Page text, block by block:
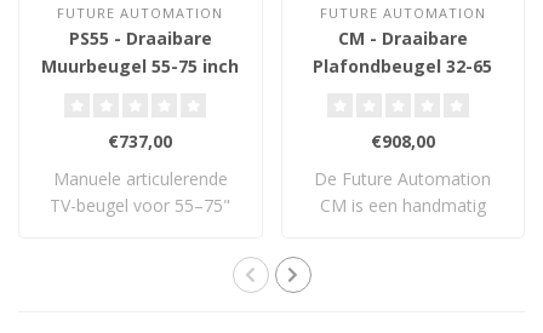
FUTURE AUTOMATION
PS55 - Draaibare
Muurbeugel 55-75 inch
€737,00
Manuele articulerende
TV-beugel voor 55–75"
FUTURE AUTOMATION
CM - Draaibare
Plafondbeugel 32-65
€908,00
De Future Automation
CM is een handmatig